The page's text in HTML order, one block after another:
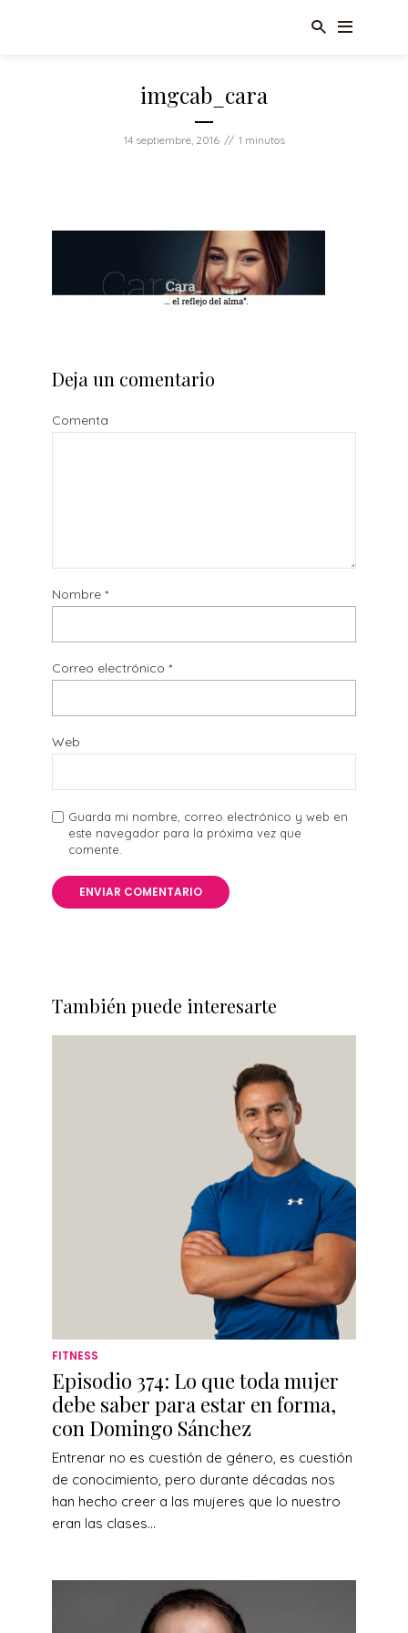
imgcab_cara
14 septiembre, 2016 1 minutos
Deja un comentario
Comenta
Nombre *
Correo electrónico *
Web
Guarda mi nombre, correo electrónico y web en
este navegador para la próxima vez que
comente.
También puede interesarte
FITNESS
Episodio 374: Lo que toda mujer
debe saber para estar en forma,
con Domingo Sánchez
Entrenar no es cuestión de género, es cuestión
de conocimiento, pero durante décadas nos
han hecho creer a las mujeres que lo nuestro
eran las clases...